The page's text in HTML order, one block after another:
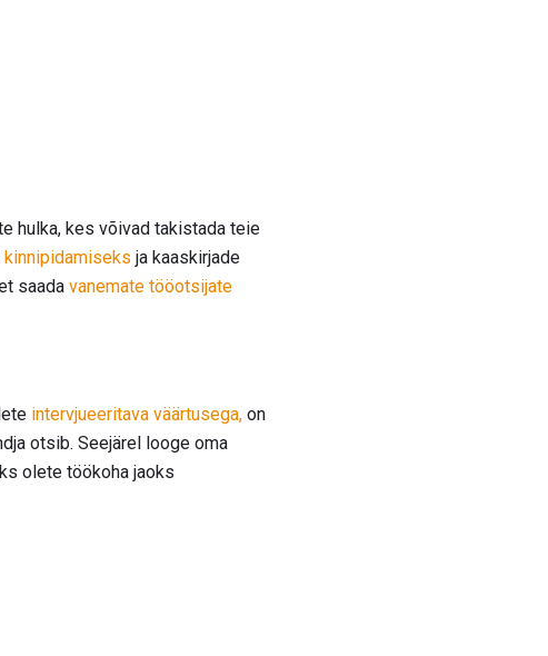
hulka, kes võivad takistada teie
kinnipidamiseks ja kaaskirjade
saada vanemate tööotsijate
intervjueeritava väärtusega, on
otsib. Seejärel looge oma
olete töökoha jaoks